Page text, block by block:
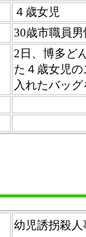
４歳女児
30歳市職員
2日、博多ど
た４歳女児
入れたバッ
幼児誘拐